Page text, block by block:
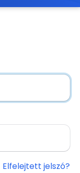
Elfelejtett jelszó?